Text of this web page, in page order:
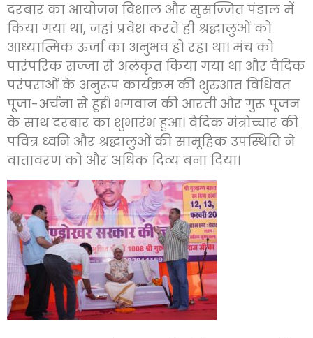
दरबार का आयोजन विशाल और सुसज्जित पंडाल में
किया गया था, जहां प्रवेश करते ही श्रद्धालुओं को
आध्यात्मिक ऊर्जा का अनुभव हो रहा था। मंच को
पारंपरिक सज्जा से अलंकृत किया गया था और वैदिक
परंपराओं के अनुरूप कार्यक्रम की शुरुआत विधिवत
पूजा-अर्चना से हुई। भगवान की आरती और गुरू पूजन
के साथ दरबार का शुभारंभ हुआ। वैदिक मंत्रोच्चार की
पवित्र ध्वनि और श्रद्धालुओं की सामूहिक उपस्थिति ने
वातावरण को और अधिक दिव्य बना दिया।